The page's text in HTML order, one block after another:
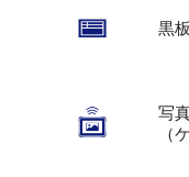
黒
写
（